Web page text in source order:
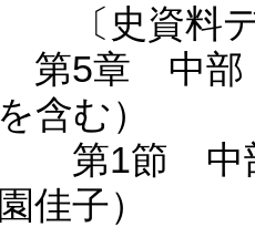
〔史資料デ
第5章 中部
を含む）
第1節 中部
園佳子）